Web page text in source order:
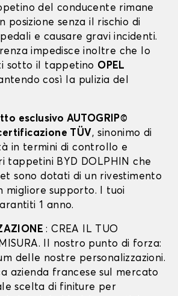
del conducente rimane
senza il rischio di
e causare gravi incidenti.
impedisce inoltre che lo
sotto il tappetino OPEL
così la pulizia del
esclusivo AUTOGRIP©
TÜV, sinonimo di
in termini di controllo e
tappetini BYD DOLPHIN che
sono dotati di un rivestimento
migliore supporto. I tuoi
1 anno.
: CREA IL TUO
Il nostro punto di forza:
delle nostre personalizzazioni.
azienda francese sul mercato
scelta di finiture per